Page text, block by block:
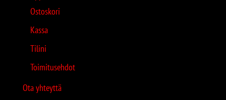
Ostoskori
Kassa
Tilini
Toimitusehdot
Ota yhteyttä